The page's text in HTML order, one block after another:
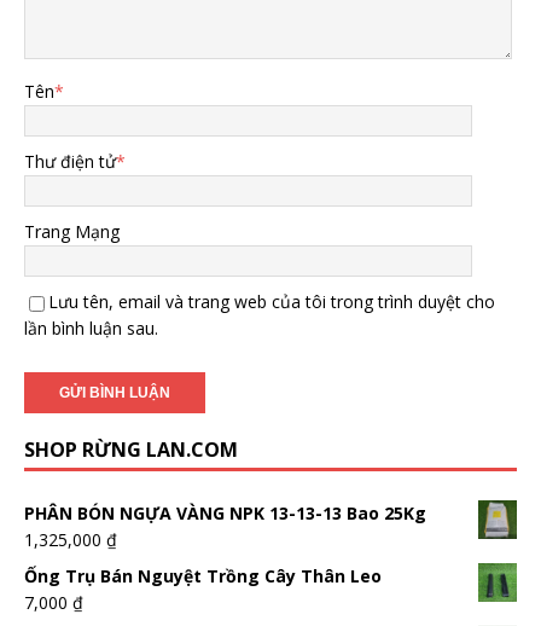
Tên*
Thư điện tử*
Trang Mạng
Lưu tên, email và trang web của tôi trong trình duyệt cho
lần bình luận sau.
SHOP RỪNG LAN.COM
PHÂN BÓN NGỰA VÀNG NPK 13-13-13 Bao 25Kg
1,325,000 ₫
Ống Trụ Bán Nguyệt Trồng Cây Thân Leo
7,000 ₫